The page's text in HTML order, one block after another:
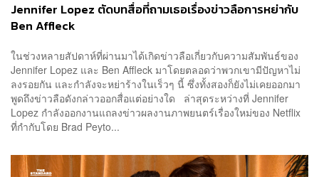
Jennifer Lopez ตัดบทสื่อที่ถามเธอเรื่องข่าวลือการหย่ากับ
Ben Affleck
ในช่วงหลายสัปดาห์ที่ผ่านมาได้เกิดข่าวลือเกี่ยวกับความสัมพันธ์ของ
Jennifer Lopez และ Ben Affleck มาโดยตลอดว่าพวกเขามีปัญหาไม่
ลงรอยกัน และกำลังจะหย่าร้างในเร็วๆ นี้ ซึ่งทั้งสองก็ยังไม่เคยออกมา
พูดถึงข่าวลือดังกล่าวออกสื่อแต่อย่างใด ล่าสุดระหว่างที่ Jennifer
Lopez กำลังออกงานแถลงข่าวผลงานภาพยนตร์เรื่องใหม่ของ Netflix
ที่กำกับโดย Brad Peyto...